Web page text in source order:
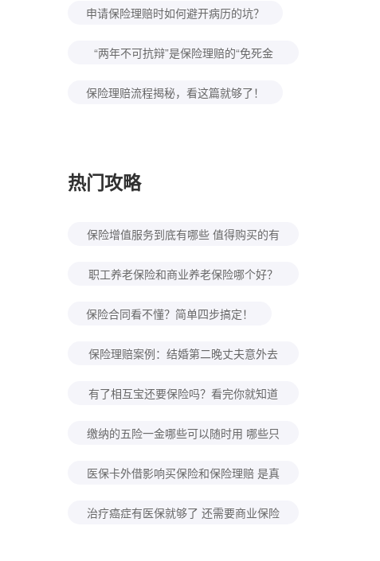
申请保险理赔时如何避开病历的坑？
“两年不可抗辩”是保险理赔的“免死金
保险理赔流程揭秘，看这篇就够了！
热门攻略
保险增值服务到底有哪些 值得购买的有
职工养老保险和商业养老保险哪个好？
保险合同看不懂？简单四步搞定！
保险理赔案例：结婚第二晚丈夫意外去
有了相互宝还要保险吗？看完你就知道
缴纳的五险一金哪些可以随时用 哪些只
医保卡外借影响买保险和保险理赔 是真
治疗癌症有医保就够了 还需要商业保险